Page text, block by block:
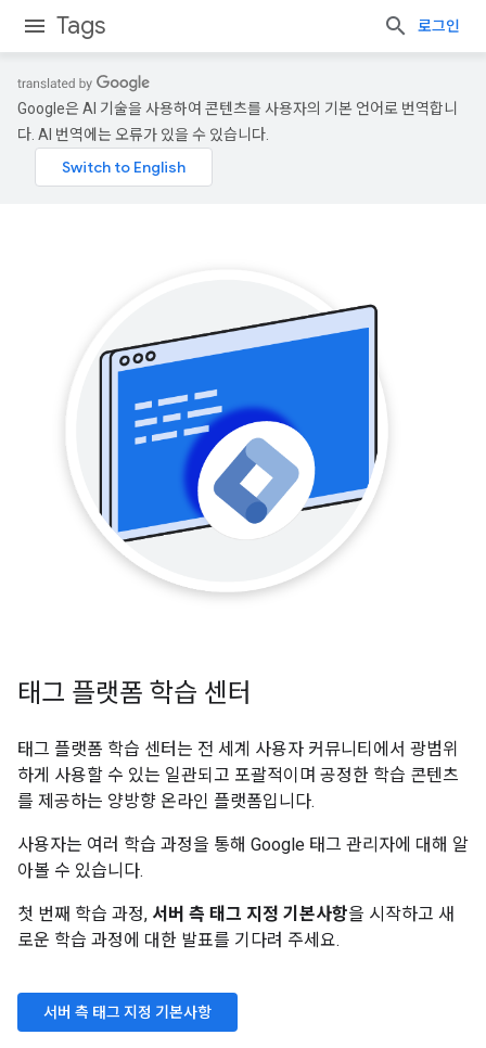
Tags 로그인
Google은 AI 기술을 사용하여 콘텐츠를 사용자의 기본 언어로 번역합니
다. AI 번역에는 오류가 있을 수 있습니다.
태그 플랫폼 학습 센터
태그 플랫폼 학습 센터는 전 세계 사용자 커뮤니티에서 광범위
하게 사용할 수 있는 일관되고 포괄적이며 공정한 학습 콘텐츠
를 제공하는 양방향 온라인 플랫폼입니다.
사용자는 여러 학습 과정을 통해 Google 태그 관리자에 대해 알
아볼 수 있습니다.
첫 번째 학습 과정, 서버 측 태그 지정 기본사항을 시작하고 새
로운 학습 과정에 대한 발표를 기다려 주세요.
서버 측 태그 지정 기본사항